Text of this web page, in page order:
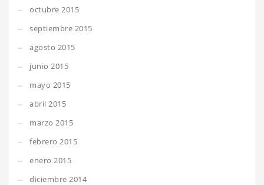
octubre 2015
septiembre 2015
agosto 2015
junio 2015
mayo 2015
abril 2015
marzo 2015
febrero 2015
enero 2015
diciembre 2014